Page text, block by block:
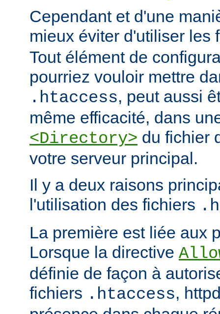
Cependant et d'une
mieux éviter d'utiliser les
Tout élément de
pourriez vouloir mettre
.htaccess, peut aussi
même efficacité, dans
<Directory> du fichier
votre serveur principal.
Il y a deux raisons
l'utilisation des fichiers
La première est liée aux
Lorsque la directive
définie de façon à
fichiers .htaccess,